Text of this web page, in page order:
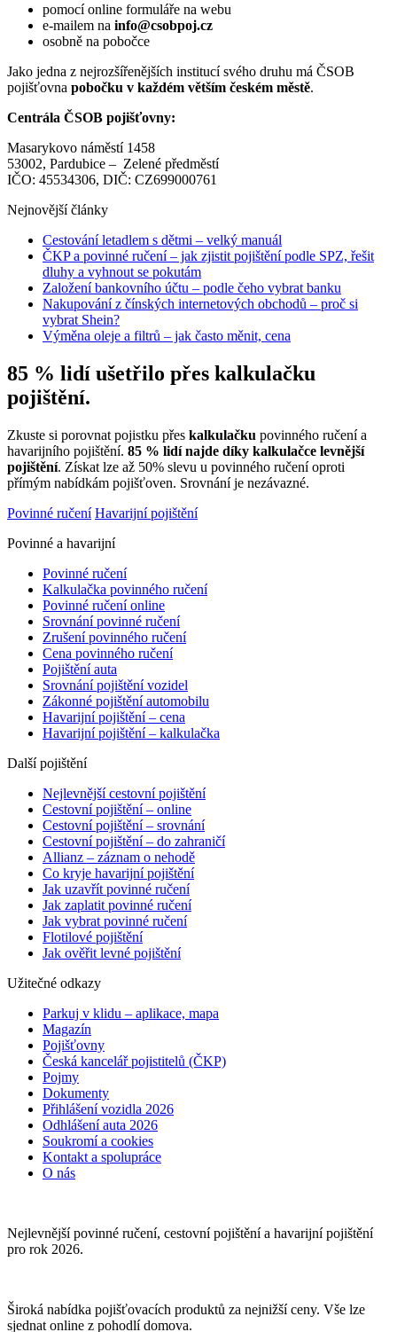
pomocí online formuláře na webu
e-mailem na info@csobpoj.cz
osobně na pobočce
Jako jedna z nejrozšířenějších institucí svého druhu má ČSOB
pojišťovna pobočku v každém větším českém městě.
Centrála ČSOB pojišťovny:
Masarykovo náměstí 1458
53002, Pardubice –⁠ Zelené předměstí
IČO: 45534306, DIČ: CZ699000761
Nejnovější články
Cestování letadlem s dětmi – velký manuál
ČKP a povinné ručení – jak zjistit pojištění podle SPZ, řešit
dluhy a vyhnout se pokutám
Založení bankovního účtu – podle čeho vybrat banku
Nakupování z čínských internetových obchodů – proč si
vybrat Shein?
Výměna oleje a filtrů – jak často měnit, cena
85 % lidí ušetřilo přes kalkulačku
pojištění.
Zkuste si porovnat pojistku přes kalkulačku povinného ručení a
havarijního pojištění. 85 % lidí najde díky kalkulačce levnější
pojištění. Získat lze až 50% slevu u povinného ručení oproti
přímým nabídkám pojišťoven. Srovnání je nezávazné.
Povinné ručení Havarijní pojištění
Povinné a havarijní
Povinné ručení
Kalkulačka povinného ručení
Povinné ručení online
Srovnání povinné ručení
Zrušení povinného ručení
Cena povinného ručení
Pojištění auta
Srovnání pojištění vozidel
Zákonné pojištění automobilu
Havarijní pojištění – cena
Havarijní pojištění – kalkulačka
Další pojištění
Nejlevnější cestovní pojištění
Cestovní pojištění – online
Cestovní pojištění – srovnání
Cestovní pojištění – do zahraničí
Allianz – záznam o nehodě
Co kryje havarijní pojištění
Jak uzavřít povinné ručení
Jak zaplatit povinné ručení
Jak vybrat povinné ručení
Flotilové pojištění
Jak ověřit levné pojištění
Užitečné odkazy
Parkuj v klidu – aplikace, mapa
Magazín
Pojišťovny
Česká kancelář pojistitelů (ČKP)
Pojmy
Dokumenty
Přihlášení vozidla 2026
Odhlášení auta 2026
Soukromí a cookies
Kontakt a spolupráce
O nás
Nejlevnější povinné ručení, cestovní pojištění a havarijní pojištění
pro rok 2026.
Široká nabídka pojišťovacích produktů za nejnižší ceny. Vše lze
sjednat online z pohodlí domova.